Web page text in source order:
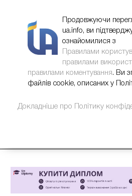
Продовжуючи
ua.info, ви
ознайомилися з
Правилами
правилами
правилами коментування. Ви
файлів cookie, описаних у
Докладніше про Політику